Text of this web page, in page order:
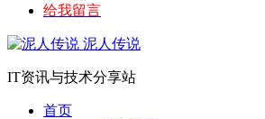
给我留言
泥人传说
IT资讯与技术分享站
首页